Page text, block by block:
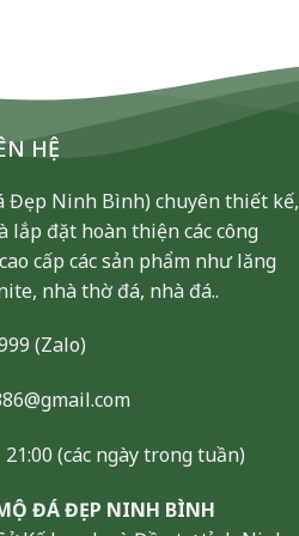
HỆ
Đẹp Ninh Bình) chuyên thiết kế,
lắp đặt hoàn thiện các công
cấp các sản phẩm như lăng
nhà thờ đá, nhà đá..
(Zalo)
(các ngày trong tuần)
ĐÁ ĐẸP NINH BÌNH